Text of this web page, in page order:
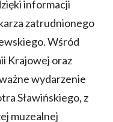
informacji
zatrudnionego
Wśród
Krajowej oraz
wydarzenie
Sławińskiego, z
muzealnej